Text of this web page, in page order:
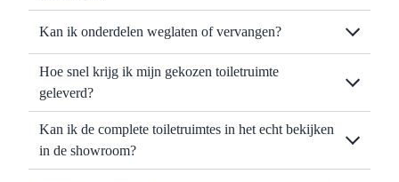
Kan ik onderdelen weglaten of vervangen?
Hoe snel krijg ik mijn gekozen toiletruimte
geleverd?
Kan ik de complete toiletruimtes in het echt bekijken
in de showroom?